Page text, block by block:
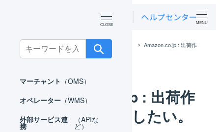
Search
for:
マーチャント （OMS）
オペレーター （WMS）
外部サービス連
携
（APIな
ど）
MENU
ホーム よくある質問 Amazon.co.jp
Amazon.co.jp : 出荷作
業日数を変更したい。
Amazon.co.jp : 出荷作
業日数を変更したい。